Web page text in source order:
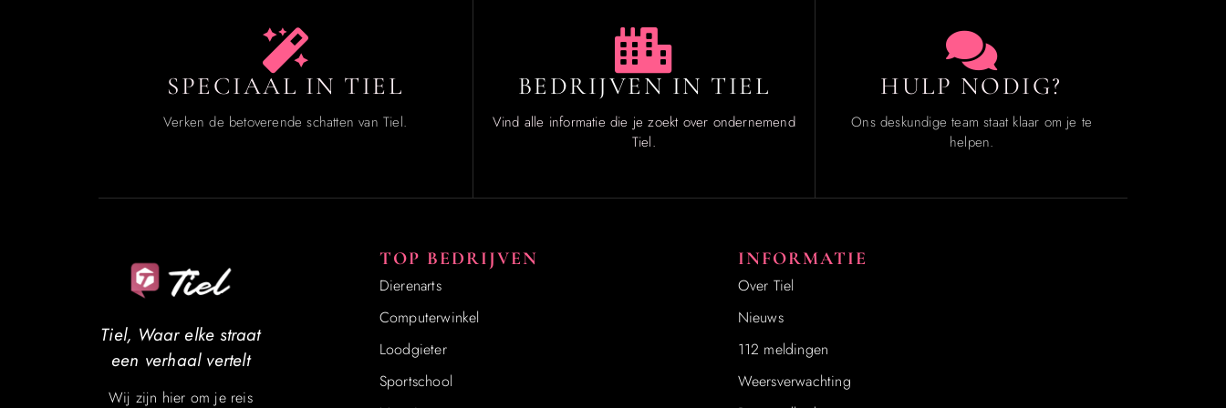
SPECIAAL IN TIEL
Verken de betoverende schatten van Tiel.
BEDRIJVEN IN TIEL
Vind alle informatie die je zoekt over ondernemend
Tiel.
HULP NODIG?
Ons deskundige team staat klaar om je te
helpen.
INFORMATIE
Over Tiel
Nieuws
112 meldingen
Weersverwachting
TOP BEDRIJVEN
Dierenarts
Computerwinkel
Loodgieter
Sportschool
Tiel, Waar elke straat
een verhaal vertelt
Wij zijn hier om je reis